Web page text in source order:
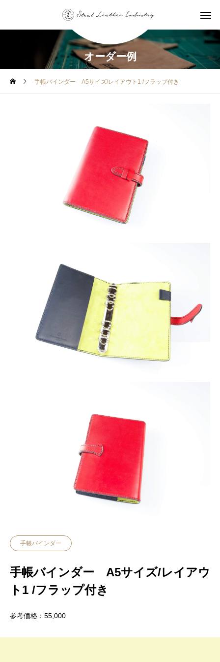
オーダー例
手帳バインダー A5サイズ/レイアウト1 /フラップ付き
手帳バインダー
手帳バインダー A5サイズ/レイアウ
ト1 /フラップ付き
参考価格：55,000